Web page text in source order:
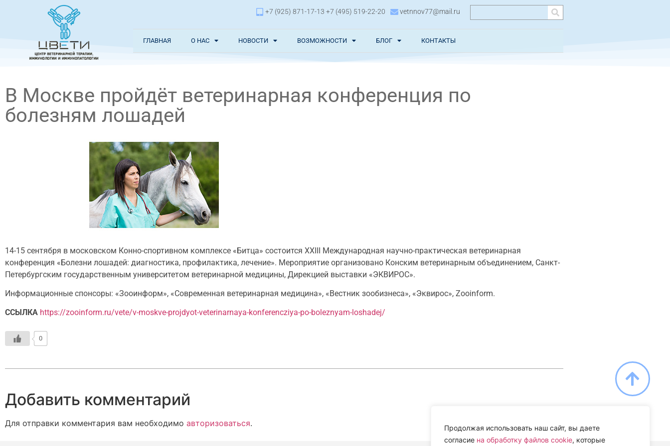
Продолжая использовать наш сайт, вы даете
согласие на обработку файлов cookie, которые
+7 (925) 871-17-13 +7 (495) 519-22-20 vetnnov77@mail.ru
ГЛАВНАЯ О НАС НОВОСТИ ВОЗМОЖНОСТИ БЛОГ КОНТАКТЫ
В Москве пройдёт ветеринарная конференция по
болезням лошадей
14-15 сентября в московском Конно-спортивном комплексе «Битца» состоится XXIII Международная научно-практическая ветеринарная
конференция «Болезни лошадей: диагностика, профилактика, лечение». Мероприятие организовано Конским ветеринарным объединением, Санкт-
Петербургским государственным университетом ветеринарной медицины, Дирекцией выставки «ЭКВИРОС».
Информационные спонсоры: «Зооинформ», «Современная ветеринарная медицина», «Вестник зообизнеса», «Эквирос», Zooinform.
ССЫЛКА https://zooinform.ru/vete/v-moskve-projdyot-veterinarnaya-konferencziya-po-boleznyam-loshadej/
0
Добавить комментарий
Для отправки комментария вам необходимо авторизоваться.